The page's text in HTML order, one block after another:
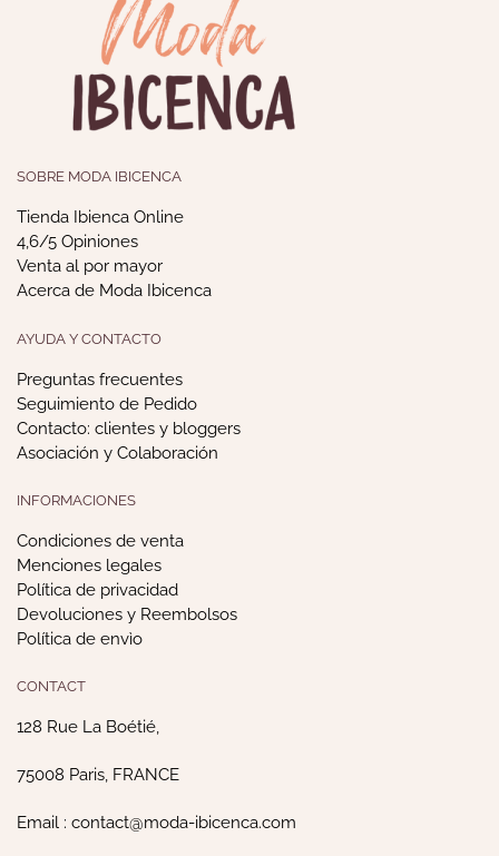
SOBRE MODA IBICENCA
Tienda Ibienca Online
4,6/5 Opiniones
Venta al por mayor
Acerca de Moda Ibicenca
AYUDA Y CONTACTO
Preguntas frecuentes
Seguimiento de Pedido
Contacto: clientes y bloggers
Asociación y Colaboración
INFORMACIONES
Condiciones de venta
Menciones legales
Política de privacidad
Devoluciones y Reembolsos
Política de envìo
CONTACT
128 Rue La Boétié,
75008 Paris, FRANCE
Email : contact@moda-ibicenca.com